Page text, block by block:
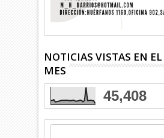
NOTICIAS VISTAS EN
MES
45,408